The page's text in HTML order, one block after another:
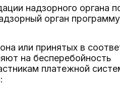
надзорного органа
орган программу
или принятых в
на бесперебойность
платежной